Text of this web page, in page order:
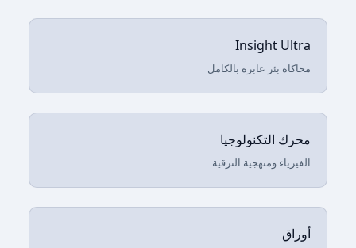
Insight Ultra
محاكاة بئر عابرة بالكامل
محرك التكنولوجيا
الفيزياء ومنهجية الترقية
أوراق